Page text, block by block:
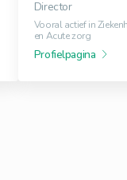
Director
Vooral actief in
en Acute zorg
Profielpagina